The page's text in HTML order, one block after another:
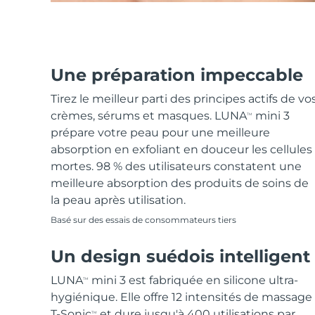
Une préparation impeccable
Tirez le meilleur parti des principes actifs de
crèmes, sérums et masques. LUNATM
mini 3
prépare votre peau pour une meilleure
absorption en exfoliant en douceur les cellules
mortes. 98 % des utilisateurs constatent une
meilleure absorption des produits de soins de
la peau après utilisation.
Basé sur des essais de consommateurs tiers
Un design suédois intelligent
LUNATM
mini 3 est fabriquée en silicone ultra-
hygiénique. Elle offre 12 intensités de massage
TM